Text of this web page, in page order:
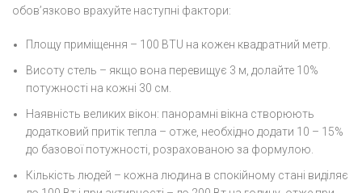
обов’язково врахуйте наступні фактори:
Площу приміщення – 100 BTU на кожен квадратний метр.
Висоту стель – якщо вона перевищує 3 м, долайте 10%
потужності на кожні 30 см.
Наявність великих вікон: панорамні вікна створюють
додатковий притік тепла – отже, необхідно додати 10 – 15%
до базової потужності, розрахованою за формулою.
Кількість людей – кожна людина в спокійному стані виділяє